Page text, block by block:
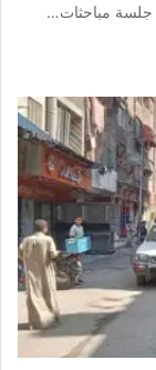
جلسة مباحثات…